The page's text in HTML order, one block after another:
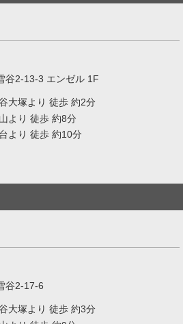
谷2-13-3 エンゼル 1F
大塚より 徒歩 約2分
より 徒歩 約8分
より 徒歩 約10分
谷2-17-6
大塚より 徒歩 約3分